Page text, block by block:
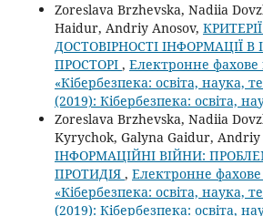
Zoreslava Brzhevska, Nadiia
Haidur, Andriy Anosov,
ДОСТОВІРНОСТІ ІНФОРМАЦІЇ
ПРОСТОРІ , Електронне
«Кібербезпека: освіта, наука,
(2019): Кібербезпека: освіта,
Zoreslava Brzhevska, Nadiia
Kyrychok, Galyna Gaidur, Andriy
ІНФОРМАЦІЙНІ ВІЙНИ:
ПРОТИДІЯ , Електронне
«Кібербезпека: освіта, наука,
(2019): Кібербезпека: освіта,